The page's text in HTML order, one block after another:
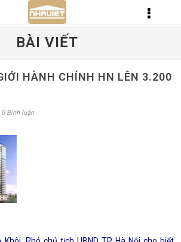
BÀI VIẾT
HÀNH CHÍNH HN LÊN 3.200
0 Bình luận